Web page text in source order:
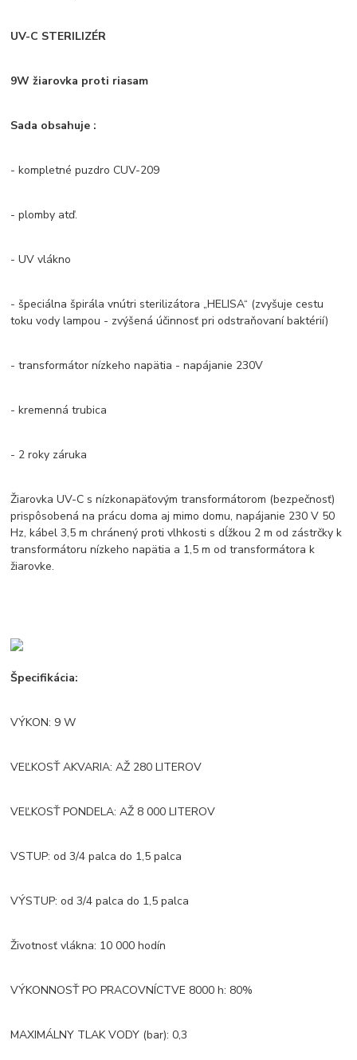
UV-C STERILIZÉR
9W žiarovka proti riasam
Sada obsahuje :
- kompletné puzdro CUV-209
- plomby atď.
- UV vlákno
- špeciálna špirála vnútri sterilizátora „HELISA“ (zvyšuje cestu
toku vody lampou - zvýšená účinnosť pri odstraňovaní baktérií)
- transformátor nízkeho napätia - napájanie 230V
- kremenná trubica
- 2 roky záruka
Žiarovka UV-C s nízkonapäťovým transformátorom (bezpečnosť)
prispôsobená na prácu doma aj mimo domu, napájanie 230 V 50
Hz, kábel 3,5 m chránený proti vlhkosti s dĺžkou 2 m od zástrčky k
transformátoru nízkeho napätia a 1,5 m od transformátora k
žiarovke.
Špecifikácia:
VÝKON: 9 W
VEĽKOSŤ AKVARIA: AŽ 280 LITEROV
VEĽKOSŤ PONDELA: AŽ 8 000 LITEROV
VSTUP: od 3/4 palca do 1,5 palca
VÝSTUP: od 3/4 palca do 1,5 palca
Životnosť vlákna: 10 000 hodín
VÝKONNOSŤ PO PRACOVNÍCTVE 8000 h: 80%
MAXIMÁLNY TLAK VODY (bar): 0,3